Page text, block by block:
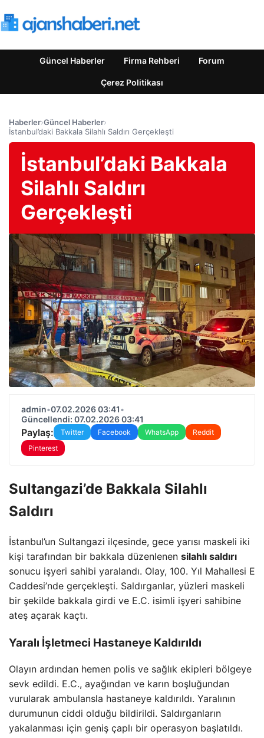
Güncel Haberler Firma Rehberi Forum
Çerez Politikası
Haberler›Güncel Haberler›
İstanbul’daki Bakkala Silahlı Saldırı Gerçekleşti
İstanbul’daki Bakkala
Silahlı Saldırı
Gerçekleşti
admin•07.02.2026 03:41•
Güncellendi: 07.02.2026 03:41
Paylaş: Twitter Facebook WhatsApp
Reddit
Pinterest
Sultangazi’de Bakkala Silahlı
Saldırı
İstanbul’un Sultangazi ilçesinde, gece yarısı maskeli iki
kişi tarafından bir bakkala düzenlenen silahlı saldırı
sonucu işyeri sahibi yaralandı. Olay, 100. Yıl Mahallesi E
Caddesi’nde gerçekleşti. Saldırganlar, yüzleri maskeli
bir şekilde bakkala girdi ve E.C. isimli işyeri sahibine
ateş açarak kaçtı.
Yaralı İşletmeci Hastaneye Kaldırıldı
Olayın ardından hemen polis ve sağlık ekipleri bölgeye
sevk edildi. E.C., ayağından ve karın boşluğundan
vurularak ambulansla hastaneye kaldırıldı. Yaralının
durumunun ciddi olduğu bildirildi. Saldırganların
yakalanması için geniş çaplı bir operasyon başlatıldı.